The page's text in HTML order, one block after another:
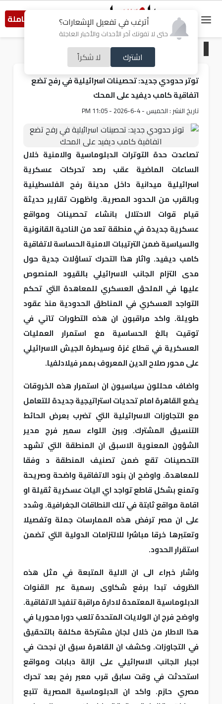
أترغب في تفعيل الإشعارات؟
حتى لا تفوتك آخر الأحداث والأخبار العاجلة
اشترك لا شكراً
النسخة الكاملة
من فلسطين
توتر حدودي جديد: تحصينات اسرائيلية في رفح تضع
اتفاقية كامب ديفيد على المحك
تاريخ النشر : الخميس - 4-6-2026 - 11:05 PM
تصاعدت حدة التوترات الدبلوماسية والامنية خلال
الساعات الماضية عقب رصد تحركات عسكرية
اسرائيلية ميدانية داخل مدينة رفح الفلسطينية
وبالقرب من الحدود المصرية. واظهرت تقارير حديثة
قيام قوات الاحتلال بانشاء تحصينات ومواقع
عسكرية جديدة في منطقة تعد من الناحية القانونية
والسياسية ضمن الترتيبات الامنية الحساسة لاتفاقية
كامب ديفيد. واثار هذا التحرك تساؤلات جدية حول
مدى التزام الجانب الاسرائيلي بالقيود المنصوص
عليها في الملحق العسكري للمعاهدة التي تحكم
التواجد العسكري في المناطق الحدودية منذ عقود
طويلة. واكد مراقبون ان هذه التطورات تاتي في
توقيت بالغ الحساسية مع استمرار العمليات
العسكرية في قطاع غزة وسيطرة الجيش الاسرائيلي
على محور صلاح الدين المعروف بممر فيلادلفيا.
واضاف محللون سياسيون ان استمرار هذه الخروقات
يضع القاهرة امام تحديات استراتيجية جديدة للتعامل
مع التجاوزات الاسرائيلية التي تضرب بعرض الحائط
التنسيق المشترك. وبين اللواء سمير فرج مدير
الشؤون المعنوية الاسبق ان المنطقة التي تشهد
التحصينات تقع ضمن تصنيف المنطقة د وفقا
للمعاهدة. واوضح ان بنود الاتفاقية واضحة وصريحة
وتمنع بشكل قاطع تواجد اي اليات عسكرية ثقيلة او
اقامة مواقع ثابتة في تلك النطاقات الجغرافية. وشدد
على ان مصر ترفض هذه الممارسات جملة وتفصيلا
وتعتبرها خرقا مباشرا للالتزامات الدولية التي تضمن
استقرار الحدود.
واشار خبراء الى ان الالية المتبعة في مثل هذه
الظروف تبدا برفع شكاوى رسمية عبر القنوات
الدبلوماسية المعتمدة لادارة مراقبة تنفيذ الاتفاقية.
واوضح فرج ان الولايات المتحدة تلعب دورا محوريا في
هذا الاطار من خلال لجان مشتركة مكلفة بالتحقيق
في التجاوزات. وكشف ان القاهرة سبق ان نجحت في
اجبار الجانب الاسرائيلي على ازالة دبابات ومواقع
استحدثت في وقت سابق قرب معبر رفح بعد تحرك
مصري حازم. واكد ان الدبلوماسية المصرية تتبع